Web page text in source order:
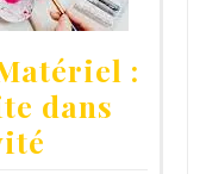
:
dans